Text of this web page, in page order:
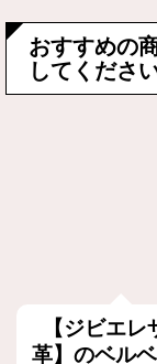
おすすめの
してくださ
【ジビエレ
革】のベル